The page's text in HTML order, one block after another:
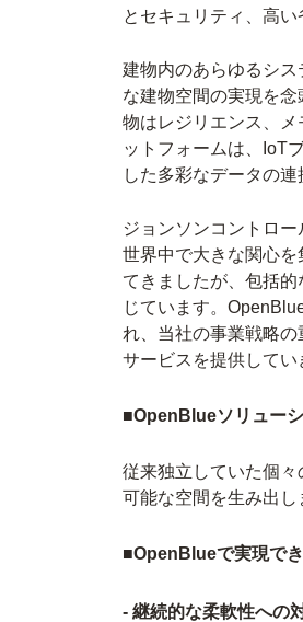
とセキュリティ、高い
建物内のあらゆるシ
な建物空間の実現を
物はレジリエンス、
ットフォームは、IoT
した多彩なデータの連
ジョンソンコントロ
世界中で大きな関心
てきましたが、包括
じています。
れ、当社の事業戦略
サービスを提供してい
■OpenBlueソリュー
従来独立していた個
可能な空間を生み出し
■OpenBlueで実現で
- 継続的な柔軟性への